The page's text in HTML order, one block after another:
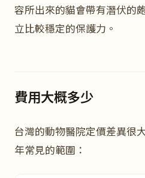
容所出來的貓會帶有潛伏的
立比較穩定的保護力。
費用大概多少
台灣的動物醫院定價差異很
年常見的範圍：